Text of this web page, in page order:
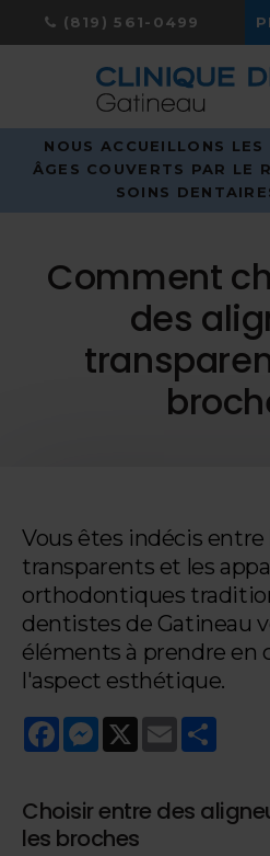
(819) 561-0499
NOUS ACCUEILLONS
ÂGES COUVERTS PAR LE
SOINS
Comment
des
Vous êtes indécis entre
transparents et les
orthodontiques
dentistes de Gatineau
éléments à prendre en
l'aspect esthétique.
FacebookMessenger
X Email
Choisir entre des
les broches